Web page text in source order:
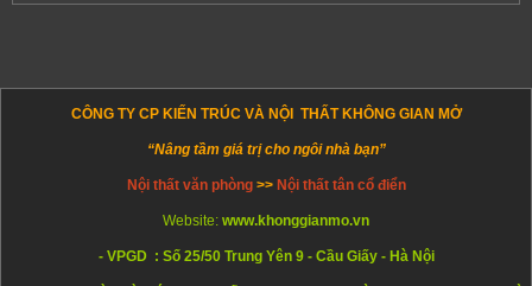
CÔNG TY CP KIẾN TRÚC VÀ NỘI THẤT KHÔNG GIAN MỞ
“Nâng tầm giá trị cho ngôi nhà bạn”
Nội thất văn phòng >> Nội thất tân cổ điển
Website: www.khonggianmo.vn
- VPGD : Số 25/50 Trung Yên 9 - Cầu Giấy - Hà Nội